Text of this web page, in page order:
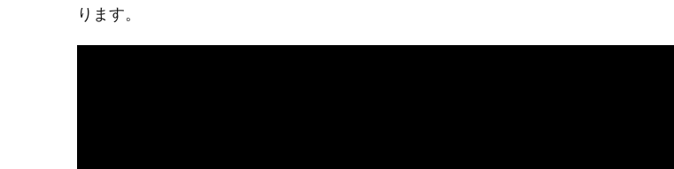
ります。